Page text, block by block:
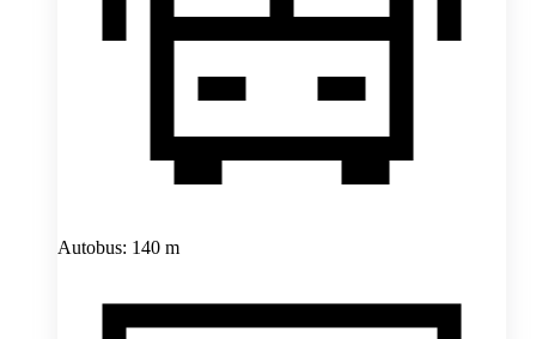
Autobus: 140 m